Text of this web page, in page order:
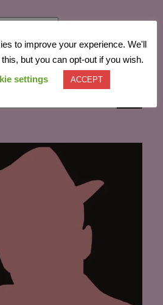
to improve your experience. We'll
but you can opt-out if you wish.
settings
ACCEPT